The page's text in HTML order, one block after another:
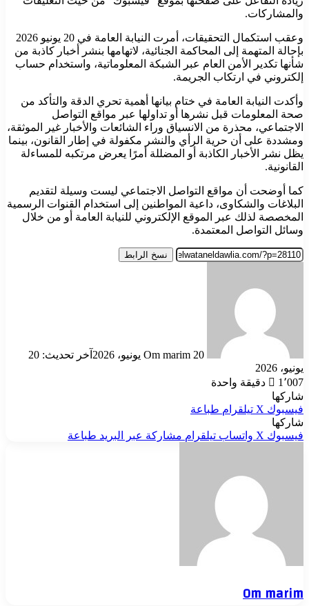
والمشاركات.
وعقب استكمال التحقيقات، أمرت النيابة العامة في 20 يونيو 2026
بإحالة المتهمة إلى المحاكمة الجنائية، لاتهامها بنشر أخبار كاذبة من
شأنها تكدير الأمن العام عبر الشبكة المعلوماتية، واستخدام حساب
إلكتروني في ارتكاب الجريمة.
وأكدت النيابة العامة في ختام بيانها أهمية تحري الدقة والتأكد من
صحة المعلومات قبل نشرها أو تداولها عبر مواقع التواصل
الاجتماعي، محذرة من الانسياق وراء الشائعات والأخبار غير الموثقة،
ومشددة على أن حرية الرأي والنشر مكفولة في إطار القانون، بينما
يظل نشر الأخبار الكاذبة أو المضللة أمرًا يعرض مرتكبه للمساءلة
القانونية.
كما أوضحت أن مواقع التواصل الاجتماعي ليست وسيلة لتقديم
البلاغات والشكاوى، داعية المواطنين إلى استخدام القنوات الرسمية
المخصصة لذلك عبر الموقع الإلكتروني للنيابة العامة أو من خلال
وسائل التواصل المعتمدة.
نسخ الرابط
Om marim 20 يونيو، 2026
آخر تحديث: 20
يونيو، 2026
1٬007
دقيقة واحدة
شاركها
فيسبوك ‫X تيلقرام طباعة
شاركها
فيسبوك ‫X واتساب تيلقرام مشاركة عبر البريد طباعة
Om marim